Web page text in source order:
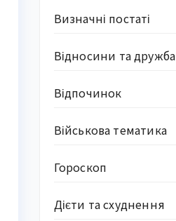
Визначні постаті
Відносини та дружба
Відпочинок
Військова тематика
Гороскоп
Дієти та схуднення